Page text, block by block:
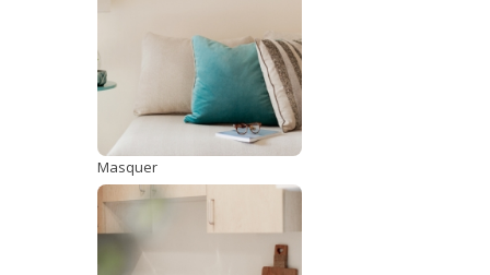
Masquer